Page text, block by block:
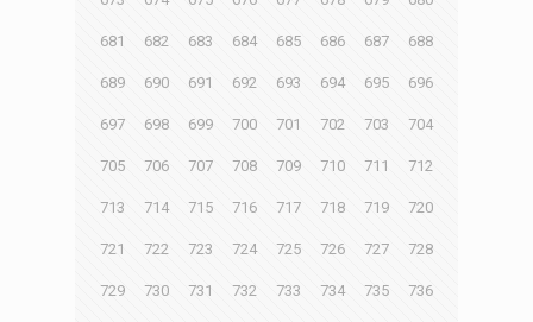
681 682 683 684 685 686 687 688
689 690 691 692 693 694 695 696
697 698 699 700 701 702 703 704
705 706 707 708 709 710 711 712
713 714 715 716 717 718 719 720
721 722 723 724 725 726 727 728
729 730 731 732 733 734 735 736